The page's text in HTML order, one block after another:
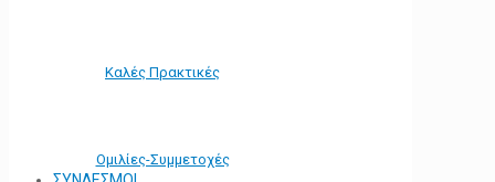
Καλές Πρακτικές
Ομιλίες-Συμμετοχές